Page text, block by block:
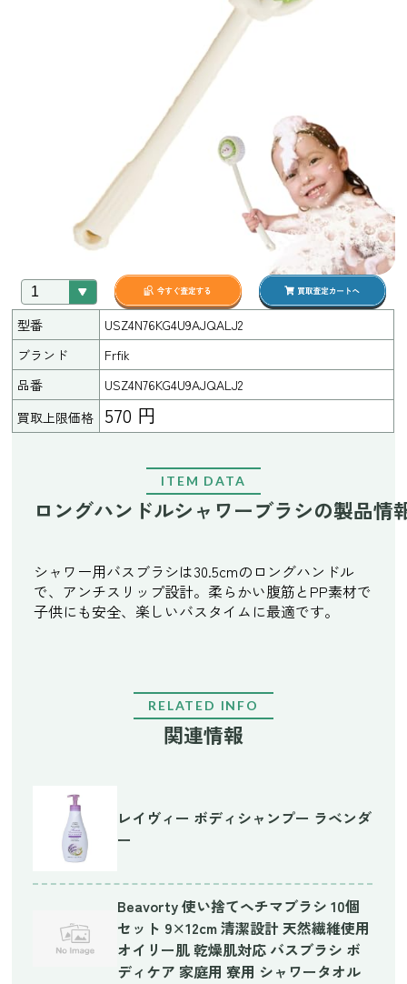
型番
USZ4N76KG4U9AJQALJ2
ブランド
Frfik
品番
USZ4N76KG4U9AJQALJ2
買取上限価格
570 円
ITEM DATA
ロングハンドルシャワーブラシの製品情
シャワー用バスブラシは30.5cmのロングハンドル
で、アンチスリップ設計。柔らかい腹筋とPP素材で
子供にも安全、楽しいバスタイムに最適です。
RELATED INFO
関連情報
レイヴィー ボディシャンプー ラベンダ
ー
Beavorty 使い捨てヘチマブラシ 10個
セット 9×12cm 清潔設計 天然繊維使用
オイリー肌 乾燥肌対応 バスブラシ ボ
ディケア 家庭用 寮用 シャワータオル